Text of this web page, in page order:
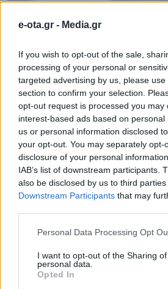
e-ota.gr - Media.gr
If you wish to opt-out of the sale,
processing of your personal or
targeted advertising by us, please
section to confirm your selection.
opt-out request is processed you may
interest-based ads based on
us or personal information disclosed
your opt-out. You may separately opt-
disclosure of your personal
IAB’s list of downstream participants.
also be disclosed by us to third
Downstream Participants that may
Personal Data Processing Opt
I want to opt-out of the Sharing
personal data.
Opted In
δίκαιη ανάπτυξη για την
την ίδια φροντίδα στην
Αυτοδιοικητικές
Οριστική η απόφαση
στηρίξει Γκλέτσο
Ελλάδα
Οριστική είναι η απόφαση του
στηρίξει τον Απόστολο
περιφερειάρχη στη Στερεά
σκεπτικισµό που υπάρχει λόγω